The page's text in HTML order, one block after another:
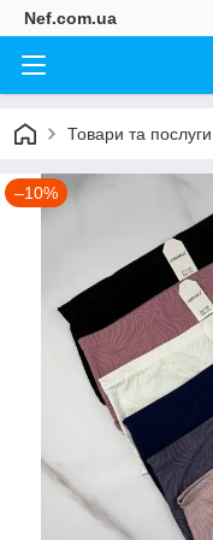
Nef.com.ua
Товари та послуги
–10%